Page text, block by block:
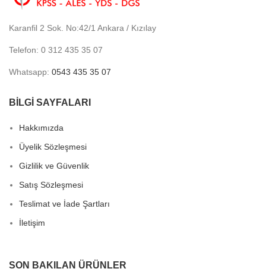
Karanfil 2 Sok. No:42/1 Ankara / Kızılay
Telefon: 0 312 435 35 07
Whatsapp: 0543 435 35 07
BİLGİ SAYFALARI
Hakkımızda
Üyelik Sözleşmesi
Gizlilik ve Güvenlik
Satış Sözleşmesi
Teslimat ve İade Şartları
İletişim
SON BAKILAN ÜRÜNLER